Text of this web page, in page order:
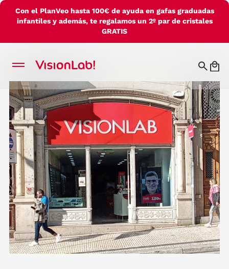
Con el PlanVeo hasta 100€ de ayuda en gafas graduadas
infantiles y además, te regalamos un 2º par de cristales
GRATIS